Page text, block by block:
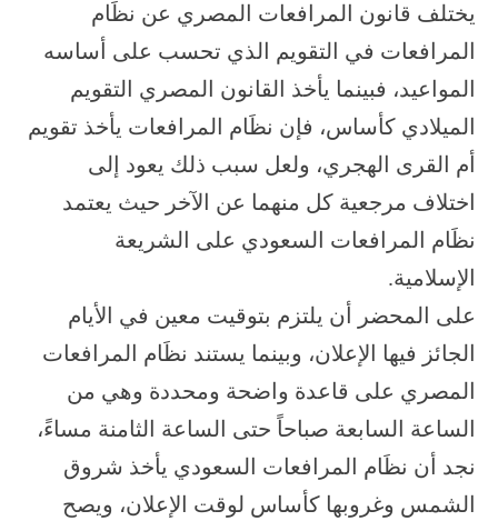
يختلف قانون المرافعات المصري عن نظَام
المرافعات في التقويم الذي تحسب على أساسه
المواعيد، فبينما يأخذ القانون المصري التقويم
الميلادي كأساس، فإن نظَام المرافعات يأخذ تقويم
أم القرى الهجري، ولعل سبب ذلك يعود إلى
اختلاف مرجعية كل منهما عن الآخر حيث يعتمد
نظَام المرافعات السعودي على الشريعة
الإسلامية.
على المحضر أن يلتزم بتوقيت معين في الأيام
الجائز فيها الإعلان، وبينما يستند نظَام المرافعات
المصري على قاعدة واضحة ومحددة وهي من
الساعة السابعة صباحاً حتى الساعة الثامنة مساءً،
نجد أن نظَام المرافعات السعودي يأخذ شروق
الشمس وغروبها كأساس لوقت الإعلان، ويصح